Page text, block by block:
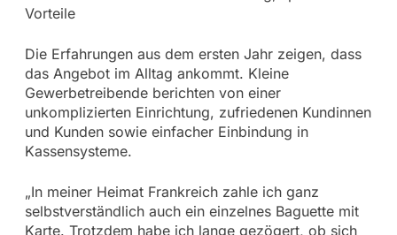
Vorteile
Die Erfahrungen aus dem ersten Jahr zeigen, dass
das Angebot im Alltag ankommt. Kleine
Gewerbetreibende berichten von einer
unkomplizierten Einrichtung, zufriedenen Kundinnen
und Kunden sowie einfacher Einbindung in
Kassensysteme.
„In meiner Heimat Frankreich zahle ich ganz
selbstverständlich auch ein einzelnes Baguette mit
Karte. Trotzdem habe ich lange gezögert, ob sich